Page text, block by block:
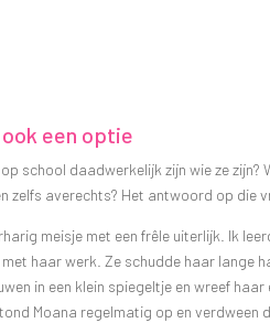
een optie
school daadwerkelijk zijn wie ze
zelfs averechts? Het antwoord op die
meisje met een frêle uiterlijk. Ik
haar werk. Ze schudde haar lange
in een klein spiegeltje en wreef
Moana regelmatig op en